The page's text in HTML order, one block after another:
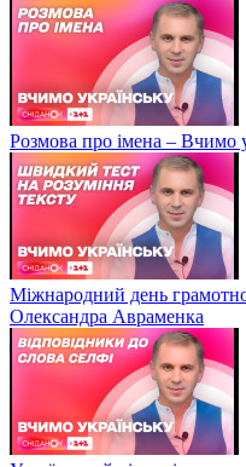
Розмова про імена – Вчимо
Міжнародний день
Олександра Авраменка